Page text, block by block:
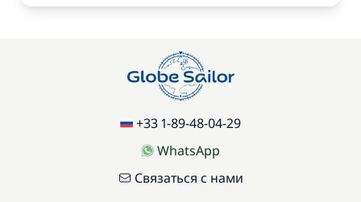
+33 1-89-48-04-29
WhatsApp
Связаться с нами